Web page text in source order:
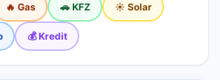
🔥 Gas 🚗 KFZ ☀️ Solar
💰 Kredit